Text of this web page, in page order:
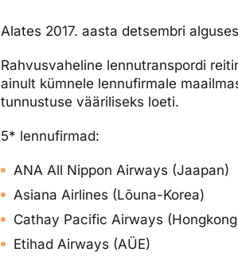
Alates 2017. aasta detsembri
Rahvusvaheline lennutranspordi
ainult kümnele lennufirmale
tunnustuse vääriliseks loeti.
5* lennufirmad:
ANA All Nippon Airways (Jaapan)
Asiana Airlines (Lõuna-Korea)
Cathay Pacific Airways
Etihad Airways (AÜE)